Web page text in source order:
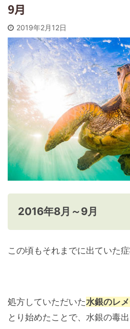
9月
2019年2月12日
2016年8月～9月
この頃もそれまでに出ていた
処方していただいた水銀のレ
とり始めたことで、水銀の毒